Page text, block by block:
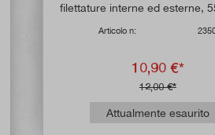
filettature interne ed esterne,
Articolo n:
10,90 €*
12,00 €*
Attualmente esaurito